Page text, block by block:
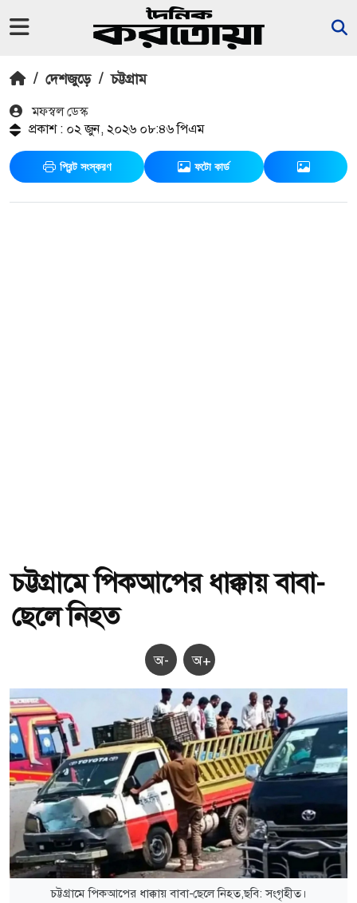
/ দেশজুড়ে / চট্টগ্রাম
মফস্বল ডেস্ক
প্রকাশ : ০২ জুন, ২০২৬ ০৮:৪৬ পিএম
প্রিন্ট সংস্করণ ফটো কার্ড
চট্টগ্রামে পিকআপের ধাক্কায় বাবা-
ছেলে নিহত
অ- অ+
চট্টগ্রামে পিকআপের ধাক্কায় বাবা-ছেলে নিহত,ছবি: সংগৃহীত।